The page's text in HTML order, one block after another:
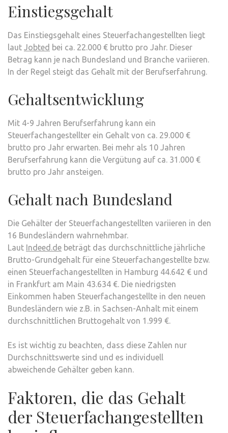
Einstiegsgehalt
Das Einstiegsgehalt eines Steuerfachangestellten liegt
laut Jobted bei ca. 22.000 € brutto pro Jahr. Dieser
Betrag kann je nach Bundesland und Branche variieren.
In der Regel steigt das Gehalt mit der Berufserfahrung.
Gehaltsentwicklung
Mit 4-9 Jahren Berufserfahrung kann ein
Steuerfachangestellter ein Gehalt von ca. 29.000 €
brutto pro Jahr erwarten. Bei mehr als 10 Jahren
Berufserfahrung kann die Vergütung auf ca. 31.000 €
brutto pro Jahr ansteigen.
Gehalt nach Bundesland
Die Gehälter der Steuerfachangestellten variieren in den
16 Bundesländern wahrnehmbar.
Laut Indeed.de beträgt das durchschnittliche jährliche
Brutto-Grundgehalt für eine Steuerfachangestellte bzw.
einen Steuerfachangestellten in Hamburg 44.642 € und
in Frankfurt am Main 43.634 €. Die niedrigsten
Einkommen haben Steuerfachangestellte in den neuen
Bundesländern wie z.B. in Sachsen-Anhalt mit einem
durchschnittlichen Bruttogehalt von 1.999 €.
Es ist wichtig zu beachten, dass diese Zahlen nur
Durchschnittswerte sind und es individuell
abweichende Gehälter geben kann.
Faktoren, die das Gehalt
der Steuerfachangestellten